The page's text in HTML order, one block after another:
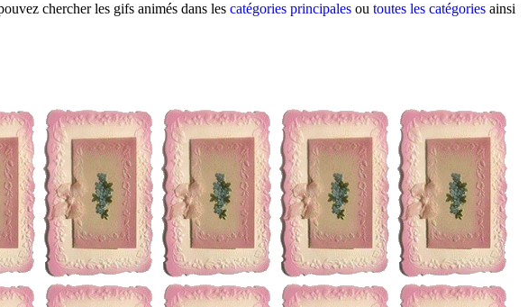
chercher les gifs animés dans les catégories principales ou toutes les catégories ainsi